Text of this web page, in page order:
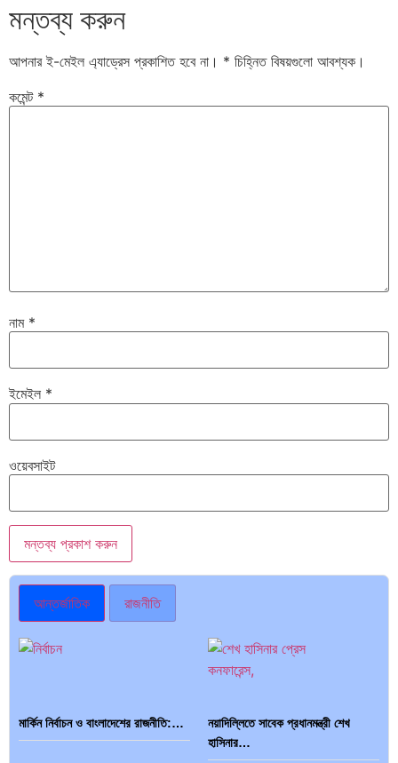
মন্তব্য করুন
আপনার ই-মেইল এ্যাড্রেস প্রকাশিত হবে না। * চিহ্নিত বিষয়গুলো আবশ্যক।
কমেন্ট *
নাম *
ইমেইল *
ওয়েবসাইট
আন্তর্জাতিক রাজনীতি
মার্কিন নির্বাচন ও বাংলাদেশের রাজনীতি:…
নয়াদিল্লিতে সাবেক প্রধানমন্ত্রী শেখ
হাসিনার…